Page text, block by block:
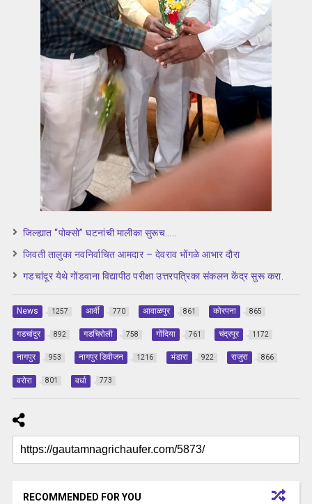
जिल्ह्यात “पोक्सो” घटनांची मालीका सुरूच…..
जिवती तालुका नवनिर्वाचित आमदार – देवराव भोंगळे आभार दौरा
गडचांदूर येथे गोंडवाना विद्यापीठ परीक्षा उत्तरपत्रिका संकलन केंद्र सुरू करा.
News 1257 आर्वी 770 आवाळपुर 861 कोरपना 865
गडचांदुर 892 गडचिरोली 758 गोंदिया 761 चंद्रपूर 1172
नागपुर 953 नागपुर डिवीजन 1216 भंडारा 922 राजुरा 866
वरोरा 801 वर्धा 773
RECOMMENDED FOR YOU